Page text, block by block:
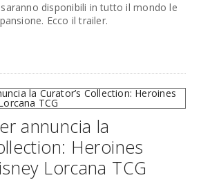
disponibili in tutto il mondo le
Ecco il trailer.
annuncia la
Heroines
Lorcana TCG